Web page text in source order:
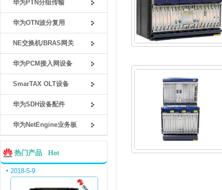
华为PTN分组传输
华为OTN波分复用
NE交换机/BRAS网关
华为PCM接入网设备
SmarTAX OLT设备
华为SDH设备配件
华为NetEngine业务板
热门产品 Hot
2018-5-9